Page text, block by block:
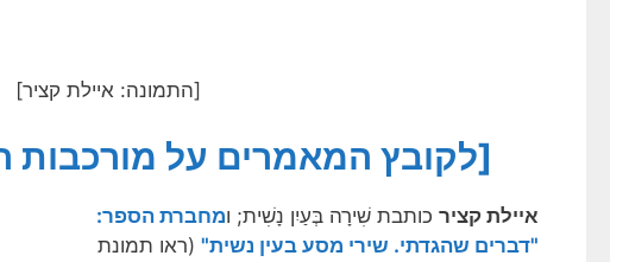
[התמונה: איילת קציר]
[לקובץ המאמרים על מורכבות
איילת קציר כותבת שִׁירָה בְּעַיִן נָשִׁית; ומחברת הספר:
"דברים שהגדתי. שירי מסע בעין נשית" (ראו תמונת